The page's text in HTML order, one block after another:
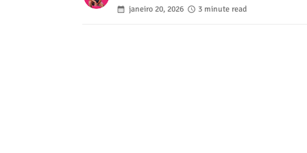
janeiro 20, 2026
3 minute read